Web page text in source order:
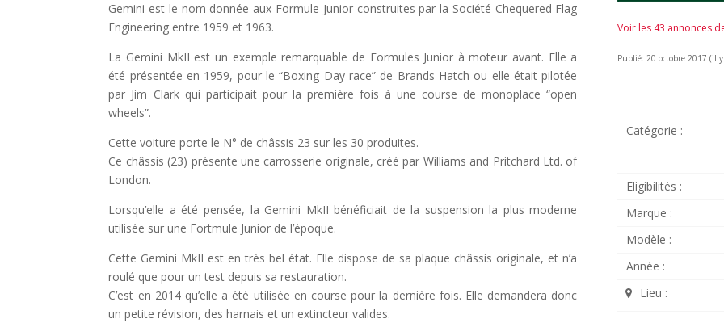
Gemini est le nom donnée aux Formule Junior construites par la Société Chequered Flag
Engineering entre 1959 et 1963.
La Gemini MkII est un exemple remarquable de Formules Junior à moteur avant. Elle a
été présentée en 1959, pour le “Boxing Day race” de Brands Hatch ou elle était pilotée
par Jim Clark qui participait pour la première fois à une course de monoplace “open
wheels”.
Cette voiture porte le N° de châssis 23 sur les 30 produites.
Ce châssis (23) présente une carrosserie originale, créé par Williams and Pritchard Ltd. of
London.
Lorsqu’elle a été pensée, la Gemini MkII bénéficiait de la suspension la plus moderne
utilisée sur une Fortmule Junior de l’époque.
Cette Gemini MkII est en très bel état. Elle dispose de sa plaque châssis originale, et n’a
roulé que pour un test depuis sa restauration.
C’est en 2014 qu’elle a été utilisée en course pour la dernière fois. Elle demandera donc
un petite révision, des harnais et un extincteur valides.
Voir les 43 annonces
Publié: 20 octobre 2017 (il
Catégorie :
Eligibilités :
Marque :
Modèle :
Année :
Lieu :